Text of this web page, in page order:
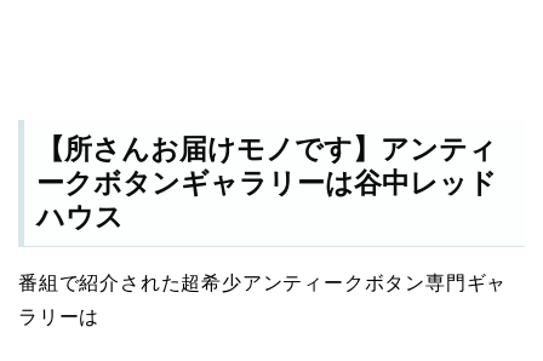
【所さんお届けモノです】アンティ
ークボタンギャラリーは谷中レッド
ハウス
番組で紹介された超希少アンティークボタン専門ギャ
ラリーは